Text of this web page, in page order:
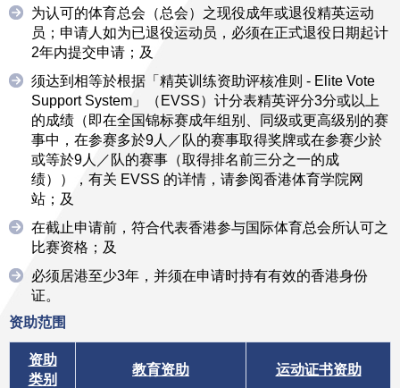
为认可的体育总会（总会）之现役成年或退役精英运动
员；申请人如为已退役运动员，必须在正式退役日期起计
2年内提交申请；及
须达到相等於根据「精英训练资助评核准则 - Elite Vote
Support System」（EVSS）计分表精英评分3分或以上
的成绩（即在全国锦标赛成年组别、同级或更高级别的赛
事中，在参赛多於9人／队的赛事取得奖牌或在参赛少於
或等於9人／队的赛事（取得排名前三分之一的成
绩）），有关 EVSS 的详情，请参阅香港体育学院网
站；及
在截止申请前，符合代表香港参与国际体育总会所认可之
比赛资格；及
必须居港至少3年，并须在申请时持有有效的香港身份
证。
资助范围
资助
类别
教育资助 运动证书资助